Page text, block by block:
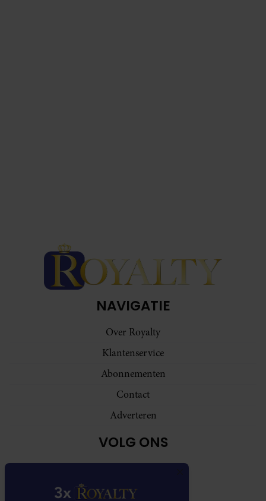
NAVIGATIE
Over Royalty
Klantenservice
Abonnementen
Contact
Adverteren
VOLG ONS